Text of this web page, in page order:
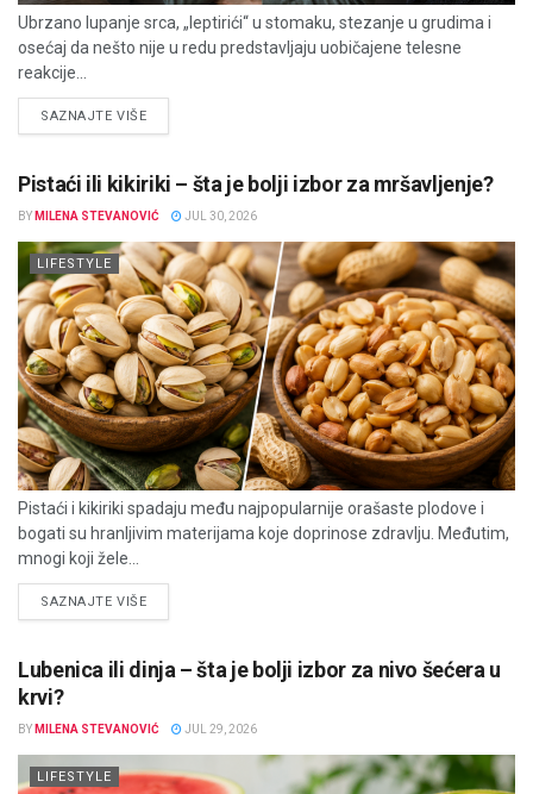
Ubrzano lupanje srca, „leptirići“ u stomaku, stezanje u grudima i
osećaj da nešto nije u redu predstavljaju uobičajene telesne
reakcije...
SAZNAJTE VIŠEDETAILS
Pistaći ili kikiriki – šta je bolji izbor za mršavljenje?
BY MILENA STEVANOVIĆ JUL 30, 2026
LIFESTYLE
Pistaći i kikiriki spadaju među najpopularnije orašaste plodove i
bogati su hranljivim materijama koje doprinose zdravlju. Međutim,
mnogi koji žele...
SAZNAJTE VIŠEDETAILS
Lubenica ili dinja – šta je bolji izbor za nivo šećera u
krvi?
BY MILENA STEVANOVIĆ JUL 29, 2026
LIFESTYLE